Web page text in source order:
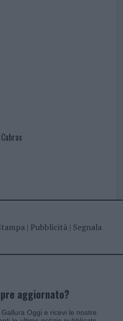
| Pubblicità| Segnala
aggiornato?
Oggi e ricevi le nostre